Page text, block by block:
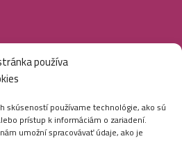
používa
skúseností používame technológie, ako sú
prístup k informáciám o zariadení.
umožní spracovávať údaje, ako je
Amber Story Desert Gold
God of Fire) – P1036
Riviera – (Christian Dior –